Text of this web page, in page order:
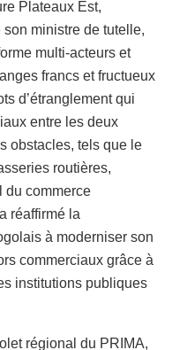
Plateaux Est,
ministre de tutelle,
multi-acteurs et
francs et fructueux
d’étranglement qui
entre les deux
obstacles, tels que le
routières,
du commerce
réaffirmé la
à moderniser son
commerciaux grâce à
institutions publiques
régional du PRIMA,